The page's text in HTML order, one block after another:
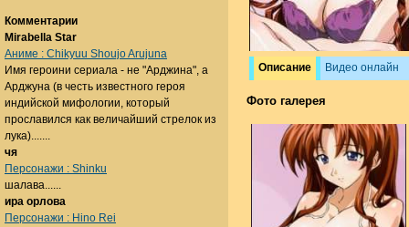
Описание Видео онлайн
Фото галерея
Комментарии
Mirabella Star
Аниме : Chikyuu Shoujo Arujuna
Имя героини сериала - не "Арджина", а
Арджуна (в честь известного героя
индийской мифологии, который
прославился как величайший стрелок из
лука).......
чя
Персонажи : Shinku
шалава......
ира орлова
Персонажи : Hino Rei